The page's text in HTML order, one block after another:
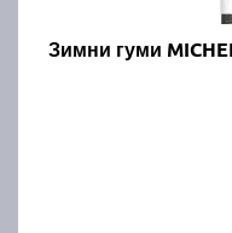
Зимни гуми